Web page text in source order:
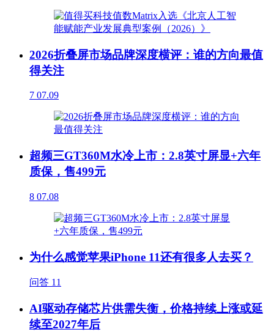
2026折叠屏市场品牌深度横评：谁的方向最值
得关注
7 07.09
超频三GT360M水冷上市：2.8英寸屏显+六年
质保，售499元
8 07.08
为什么感觉苹果iPhone 11还有很多人去买？
问答 11
AI驱动存储芯片供需失衡，价格持续上涨或延
续至2027年后